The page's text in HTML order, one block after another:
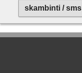
skambinti / sms